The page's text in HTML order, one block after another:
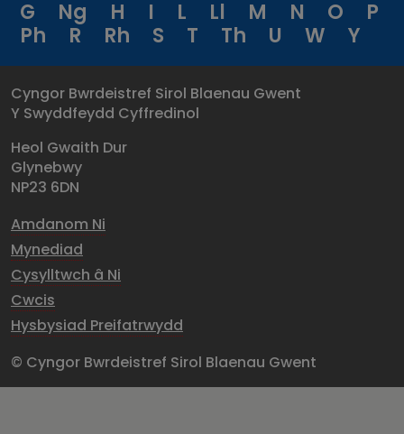
G
Ng H I L Ll M N O
P
Ph
R Rh S T Th U W Y
Cyngor Bwrdeistref Sirol Blaenau Gwent
Y Swyddfeydd Cyffredinol
Heol Gwaith Dur
Glynebwy
NP23 6DN
Amdanom Ni
Mynediad
Cysylltwch â Ni
Cwcis
Hysbysiad Preifatrwydd
© Cyngor Bwrdeistref Sirol Blaenau Gwent